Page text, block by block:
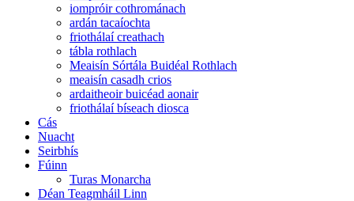
iompróir cothrománach
ardán tacaíochta
friothálaí creathach
tábla rothlach
Meaisín Sórtála Buidéal Rothlach
meaisín casadh crios
ardaitheoir buicéad aonair
friothálaí bíseach diosca
Cás
Nuacht
Seirbhís
Fúinn
Turas Monarcha
Déan Teagmháil Linn